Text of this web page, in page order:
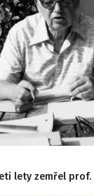
lety zemřel prof.